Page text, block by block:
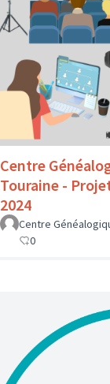
Centre
Touraine -
2024
Centre
0